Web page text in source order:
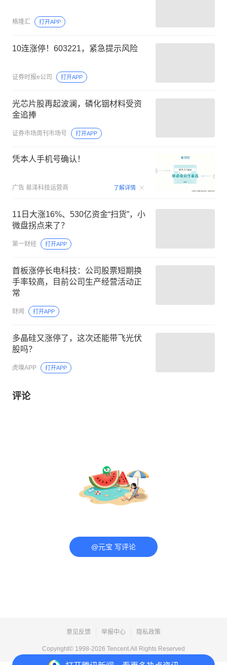
格隆汇 打开APP
10连涨停！603221，紧急提示风险
证券时报e公司 打开APP
光芯片股再起波澜，磷化铟材料受资
金追捧
证券市场周刊市场号 打开APP
凭本人手机号确认！
广告 易泽科技运营商 了解详情
11日大涨16%、530亿资金“扫货”，小
微盘拐点来了？
第一财经 打开APP
首板涨停长电科技：公司股票短期换
手率较高，目前公司生产经营活动正
常
财闻 打开APP
多晶硅又涨停了，这次还能带飞光伏
股吗？
虎嗅APP 打开APP
评论
@元宝 写评论
意见反馈 举报中心 隐私政策
Copyright© 1998-2026 Tencent.All Rights Reserved